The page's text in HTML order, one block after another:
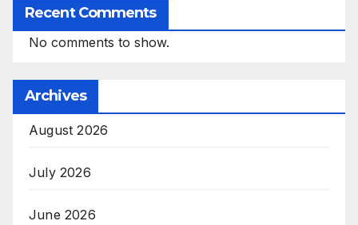
Recent Comments
No comments to show.
Archives
August 2026
July 2026
June 2026